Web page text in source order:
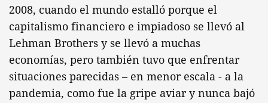
2008, cuando el mundo estalló porque el
capitalismo financiero e impiadoso se llevó al
Lehman Brothers y se llevó a muchas
economías, pero también tuvo que enfrentar
situaciones parecidas – en menor escala - a la
pandemia, como fue la gripe aviar y nunca bajó